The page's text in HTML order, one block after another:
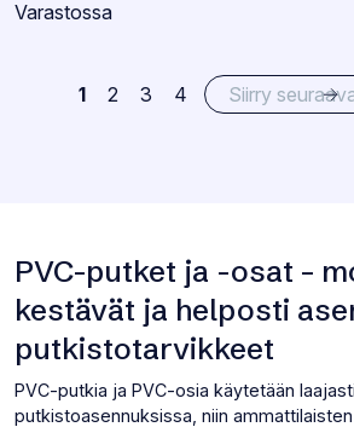
Varastotilanne:
Varastossa
1 2 3 4 Siirry
PVC-putket ja -osat –
kestävät ja helposti
putkistotarvikkeet
PVC-putkia ja PVC-osia käytetään
putkistoasennuksissa, niin